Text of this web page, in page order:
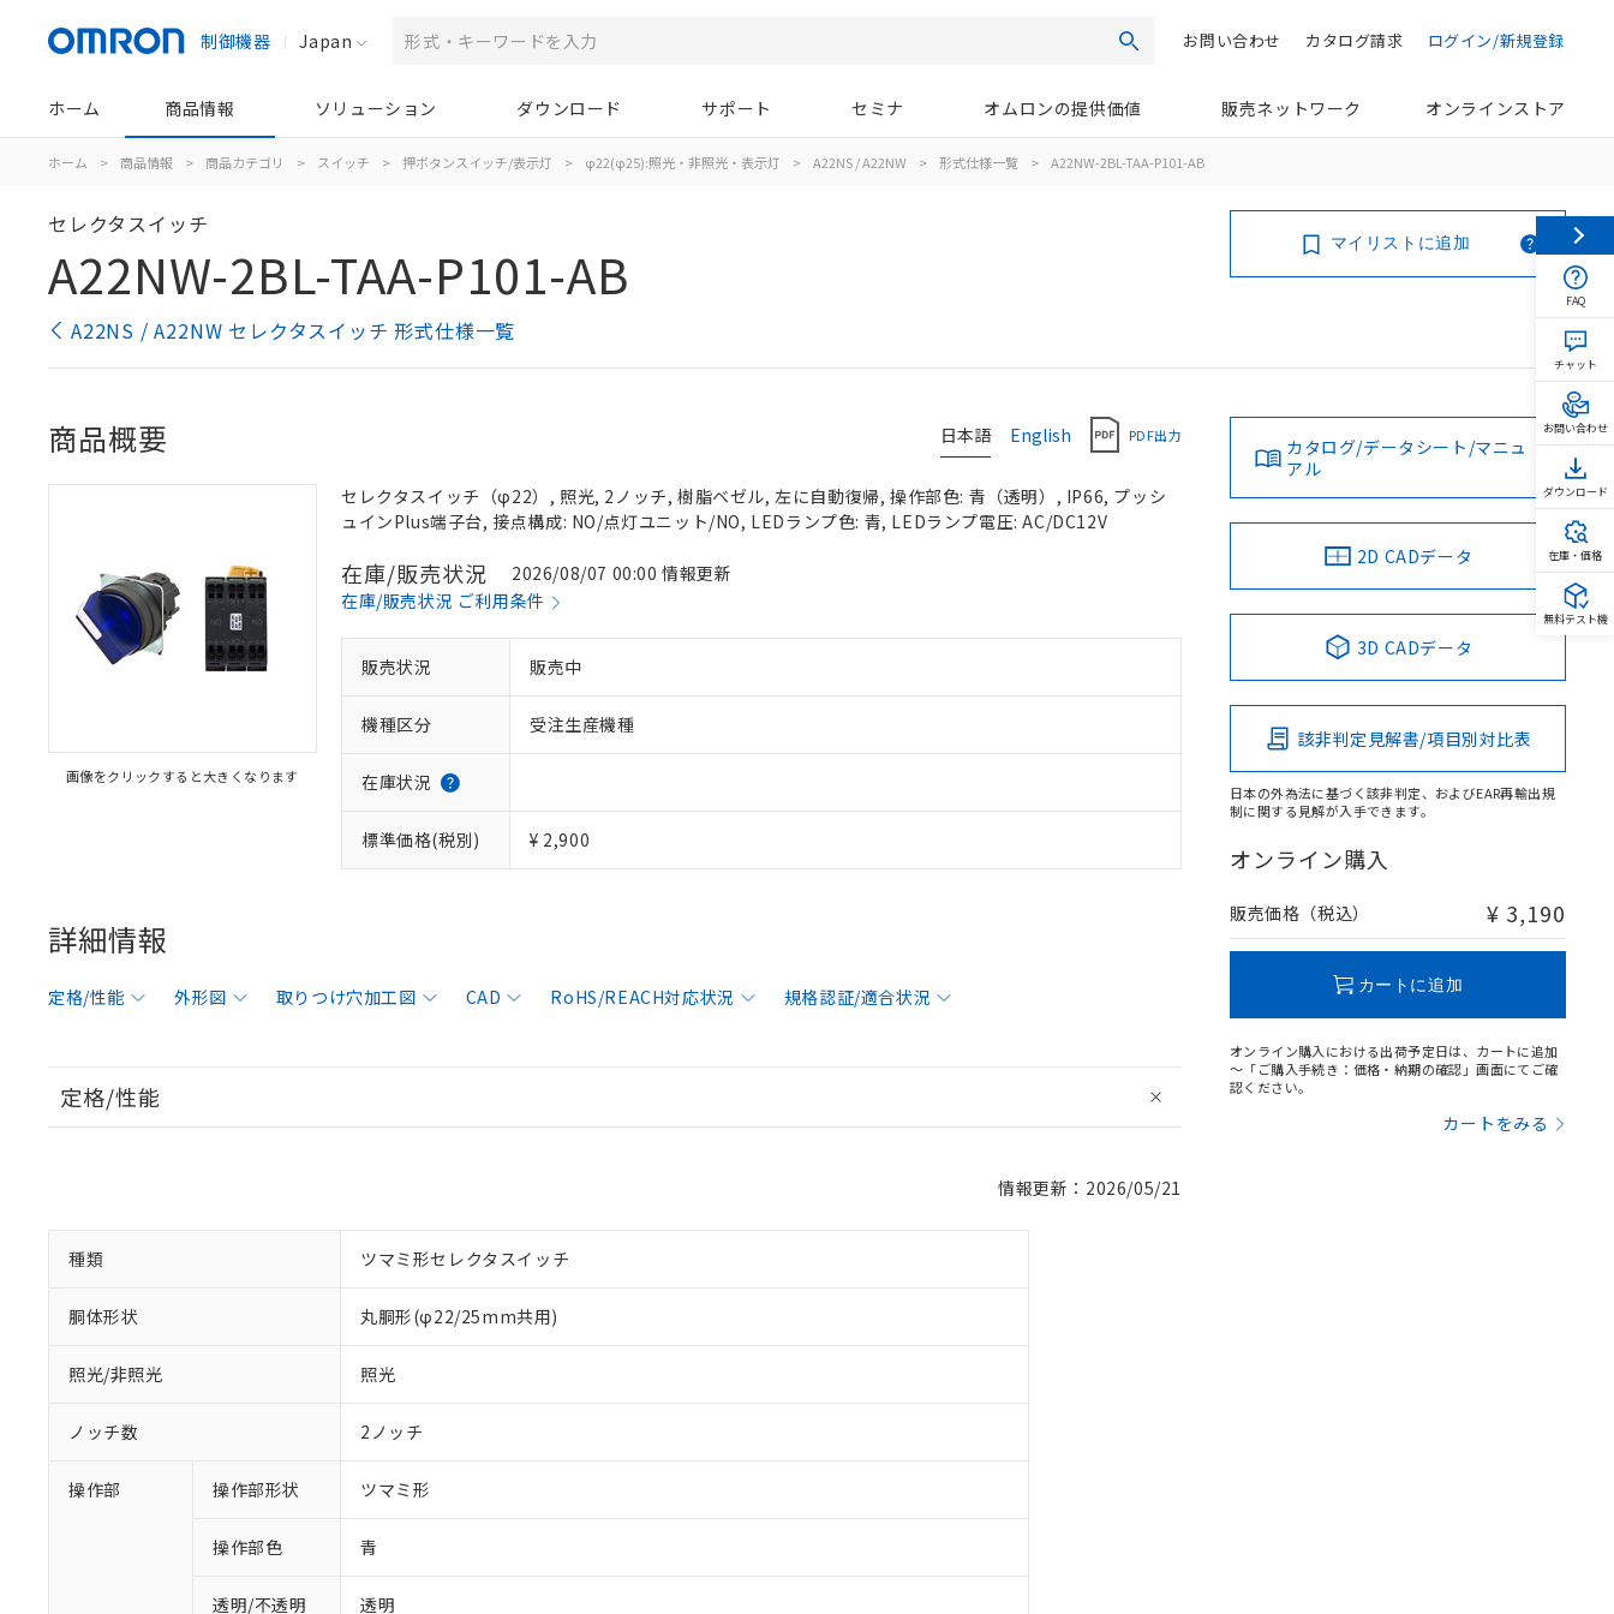
制御機器 Japan 検索 ログイン/新規登録
カタログ請求
お問い合わせ
ホーム 商品情報 ソリューション ダウンロード サポート セミナ オムロンの提供価値 販売ネットワーク オンラインストア
ホーム > 商品情報 > 商品カテゴリ > スイッチ > 押ボタンスイッチ/表示灯 > φ22(φ25):照光・非照光・表示灯 > A22NS / A22NW > 形式仕様一覧 > A22NW-2BL-TAA-P101-AB
セレクタスイッチ
A22NW-2BL-TAA-P101-AB
A22NS / A22NW セレクタスイッチ 形式仕様一覧
マイリストに追加
日本語 English PDF出力
商品概要
画像をクリックすると大きくなります
セレクタスイッチ（φ22）, 照光, 2ノッチ, 樹脂ベゼル, 左に自動復帰, 操作部色: 青（透明）, IP66, プッシ
ュインPlus端子台, 接点構成: NO/点灯ユニット/NO, LEDランプ色: 青, LEDランプ電圧: AC/DC12V
在庫/販売状況
2026/08/07 00:00 情報更新
在庫/販売状況 ご利用条件
販売状況 販売中
機種区分 受注生産機種
在庫状況
標準価格(税別) ¥ 2,900
詳細情報
定格/性能 外形図 取りつけ穴加工図 CAD RoHS/REACH対応状況 規格認証/適合状況
定格/性能
情報更新：2026/05/21
種類 ツマミ形セレクタスイッチ
胴体形状 丸胴形(φ22/25mm共用)
照光/非照光 照光
ノッチ数 2ノッチ
操作部 操作部形状 ツマミ形
操作部色 青
透明/不透明 透明
カタログ/データシート/マニュ
アル
2D CADデータ
3D CADデータ
該非判定見解書/項目別対比表
日本の外為法に基づく該非判定、およびEAR再輸出規
制に関する見解が入手できます。
オンライン購入
販売価格（税込） ¥ 3,190
カートに追加
オンライン購入における出荷予定日は、カートに追加
～「ご購入手続き：価格・納期の確認」画面にてご確
認ください。
カートをみる
FAQ
チャット
お問い合わせ
ダウンロード
在庫・価格
無料テスト機